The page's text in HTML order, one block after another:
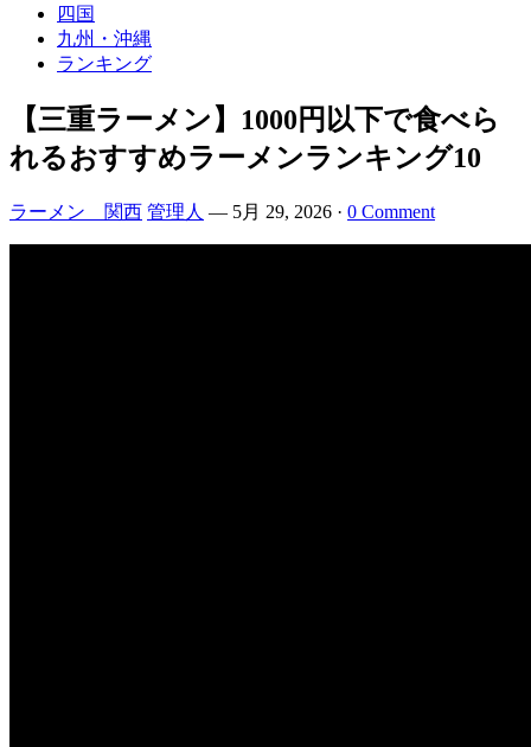
四国
九州・沖縄
ランキング
【三重ラーメン】1000円以下で食べら
れるおすすめラーメンランキング10
ラーメン 関西 管理人 — 5月 29, 2026 · 0 Comment